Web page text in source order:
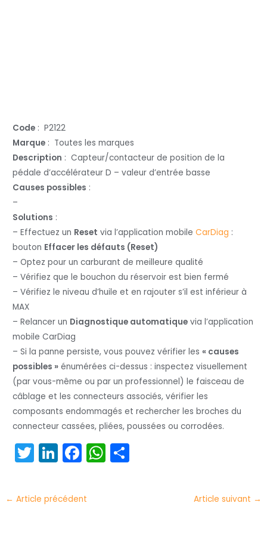
Code : P2122
Marque : Toutes les marques
Description : Capteur/contacteur de position de la
pédale d’accélérateur D – valeur d’entrée basse
Causes possibles :
–
Solutions :
– Effectuez un Reset via l’application mobileCarDiag :
bouton Effacer les défauts (Reset)
– Optez pour un carburant de meilleure qualité
– Vérifiez que le bouchon du réservoir est bien fermé
– Vérifiez le niveau d’huile et en rajouter s’il est inférieur à
MAX
– Relancer un Diagnostique automatique via l’application
mobile CarDiag
– Si la panne persiste, vous pouvez vérifier les« causes
possibles » énumérées ci-dessus : inspectez visuellement
(par vous-même ou par un professionnel) le faisceau de
câblage et les connecteurs associés, vérifier les
composants endommagés et rechercher les broches du
connecteur cassées, pliées, poussées ou corrodées.
T
w
itt
er
Li
n
k
e
F
a
c
e
W
h
← Article précédent Article suivant →